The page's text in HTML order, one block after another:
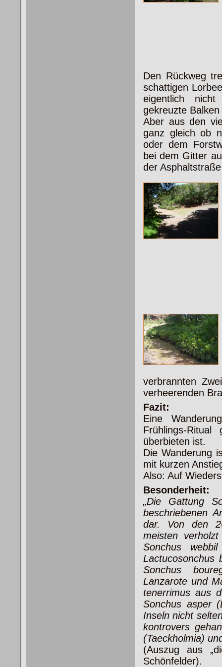
Den Rückweg
schattigen
eigentlich nicht
gekreuzte
Aber aus den
ganz gleich ob
oder dem
bei dem Gitter
der
verbrannten
verheerenden
Fazit:
Eine
Frühlings-
überbieten ist.
Die Wanderung
mit kurzen
Also: Auf
Besonderheit:
„Die Gattung
beschriebenen
dar. Von den
meisten
Sonchus
Lactucosonchus
Sonchus
Lanzarote und
tenerrimus aus
Sonchus asper
Inseln nicht
kontrovers
(Taeckholmia)
(Auszug aus
Schönfelder).